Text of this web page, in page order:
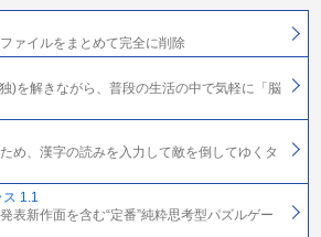
ァイルをまとめて完全に削除
)を解きながら、普段の生活の中で気軽に「脳
め、漢字の読みを入力して敵を倒してゆくタ
1.1
表新作面を含む“定番”純粋思考型パズルゲー